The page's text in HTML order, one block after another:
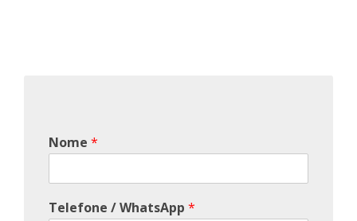
Nome *
Telefone / WhatsApp *